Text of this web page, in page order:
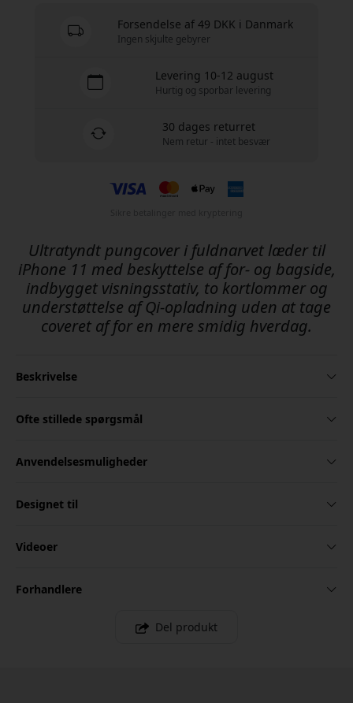
Forsendelse af 49 DKK i Danmark
Ingen skjulte gebyrer
Levering 10-12 august
Hurtig og sporbar levering
30 dages returret
Nem retur - intet besvær
Ultratyndt pungcover i fuldnarvet læder til
iPhone 11 med beskyttelse af for- og bagside,
indbygget visningsstativ, to kortlommer og
understøttelse af Qi-opladning uden at tage
coveret af for en mere smidig hverdag.
Beskrivelse
Ofte stillede spørgsmål
Anvendelsesmuligheder
Designet til
Videoer
Forhandlere
Del produkt